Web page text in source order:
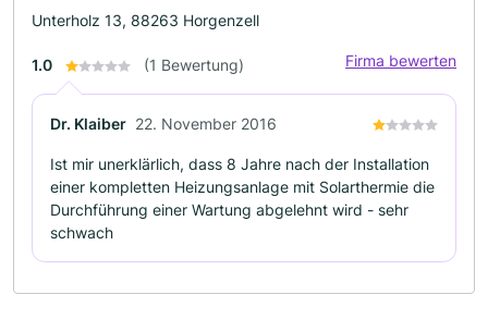
Unterholz 13, 88263 Horgenzell
1.0 (1 Bewertung) Firma bewerten
Dr. Klaiber 22. November 2016
Ist mir unerklärlich, dass 8 Jahre nach der Installation
einer kompletten Heizungsanlage mit Solarthermie die
Durchführung einer Wartung abgelehnt wird - sehr
schwach